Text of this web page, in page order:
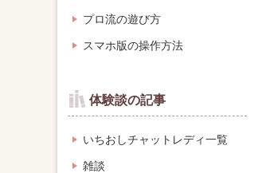
プロ流の遊び方
スマホ版の操作方法
体験談の記事
いちおしチャットレディ一覧
雑談